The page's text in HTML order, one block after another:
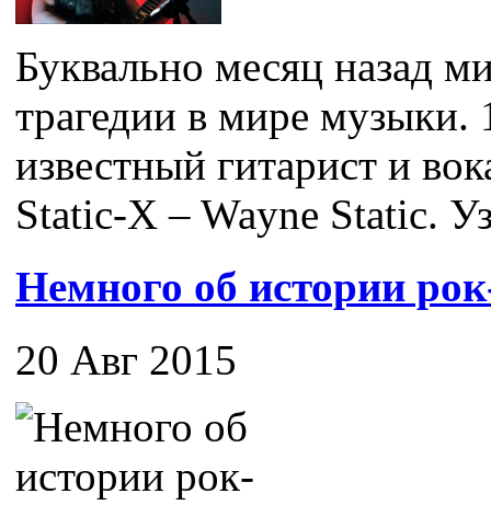
Буквально месяц назад
трагедии в мире музыки.
известный гитарист и
Static-X – Wayne Static.
Немного об истории
20 Авг 2015